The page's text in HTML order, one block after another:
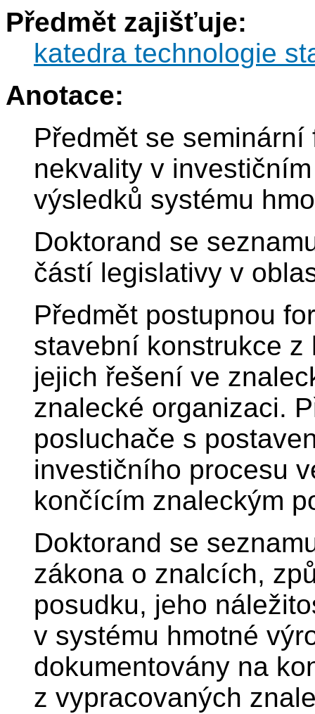
Předmět zajišťuje:
katedra technologie
Anotace:
Předmět se
nekvality v
výsledků systému
Doktorand se
částí legislativy v
Předmět postupnou
stavební konstrukce
jejich řešení ve
znalecké organizaci.
posluchače s
investičního procesu
končícím znaleckým
Doktorand se
zákona o znalcích,
posudku, jeho
v systému hmotné
dokumentovány na
z vypracovaných